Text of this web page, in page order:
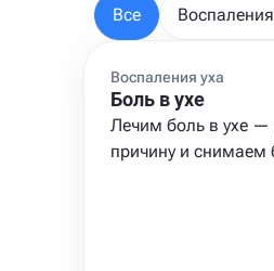
Все
Воспаления уха
Боль в ухе
Лечим боль в ухе —
причину и снимаем